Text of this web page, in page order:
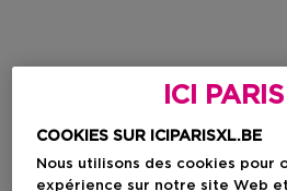
ICI
COOKIES SUR ICIPARISXL.BE
Nous utilisons des cookies pour
expérience sur notre site Web